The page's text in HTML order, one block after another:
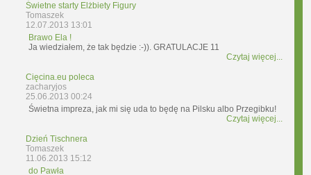
Świetne starty Elżbiety Figury
Tomaszek
12.07.2013 13:01
Brawo Ela !
Ja wiedziałem, że tak będzie :-)). GRATULACJE 11
Czytaj więcej...
Cięcina.eu poleca
zacharyjos
25.06.2013 00:24
Świetna impreza, jak mi się uda to będę na Pilsku albo Przegibku!
Czytaj więcej...
Dzień Tischnera
Tomaszek
11.06.2013 15:12
do Pawła